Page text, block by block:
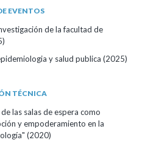
EVENTOS
de la facultad de
y salud publica (2025)
TÉCNICA
las salas de espera como
y empoderamiento en la
(2020)